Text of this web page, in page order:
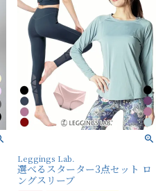
Leggings Lab.
選べるスターター3点セット ロ
ングスリーブ